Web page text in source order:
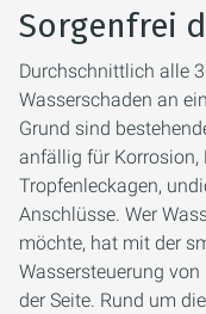
Sorgenfrei
Durchschnittlich alle
Wasserschaden an
Grund sind
anfällig für Korrosion,
Tropfenleckagen,
Anschlüsse. Wer
möchte, hat mit der
Wassersteuerung von
der Seite. Rund um